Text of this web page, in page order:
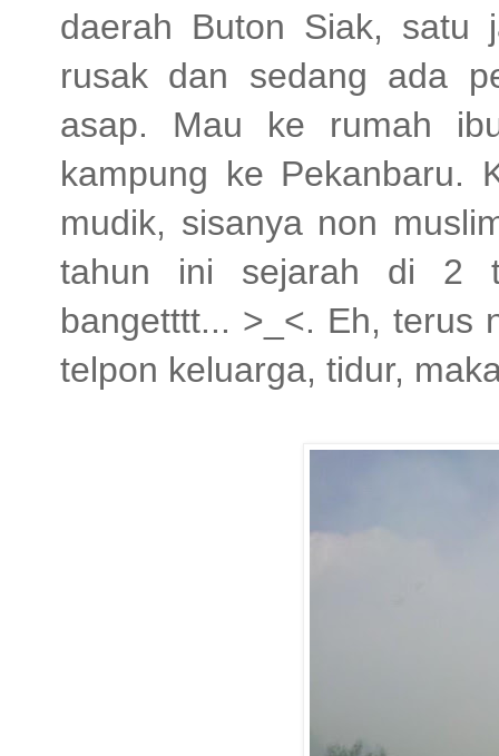
daerah Buton Siak, satu
rusak dan sedang ada
asap. Mau ke rumah
kampung ke Pekanbaru.
mudik, sisanya non
tahun ini sejarah di 2
bangetttt... >_<. Eh, terus
telpon keluarga, tidur,